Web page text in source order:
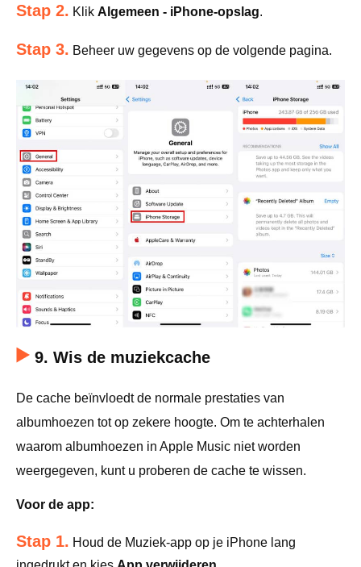
Stap 2. Klik Algemeen - iPhone-opslag.
Stap 3. Beheer uw gegevens op de volgende pagina.
9. Wis de muziekcache
De cache beïnvloedt de normale prestaties van
albumhoezen tot op zekere hoogte. Om te achterhalen
waarom albumhoezen in Apple Music niet worden
weergegeven, kunt u proberen de cache te wissen.
Voor de app:
Stap 1. Houd de Muziek-app op je iPhone lang